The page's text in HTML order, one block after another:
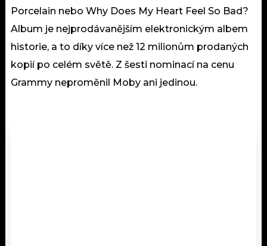
Porcelain nebo Why Does My Heart Feel So Bad?
Album je nejprodávanějším elektronickým albem
historie, a to díky více než 12 milionům prodaných
kopií po celém světě. Z šesti nominací na cenu
Grammy neproměnil Moby ani jedinou.